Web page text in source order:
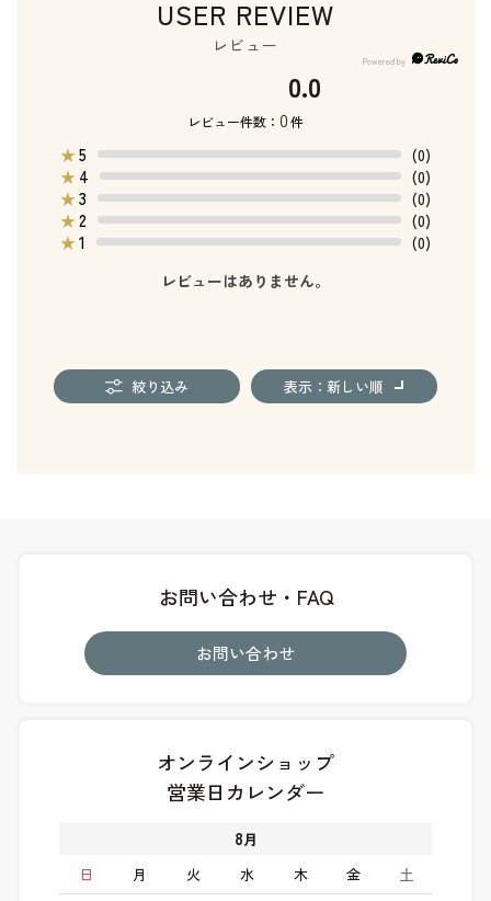
USER REVIEW
レビュー
0.0
レビュー件数： 0件
★5
(0)
★ 4
(0)
★3
(0)
★2
(0)
★1
(0)
レビューはありません。
絞り込み 表示：新しい順
お問い合わせ・FAQ
お問い合わせ
オンラインショップ
営業日カレンダー
8月
日
月 火 水 木 金 土